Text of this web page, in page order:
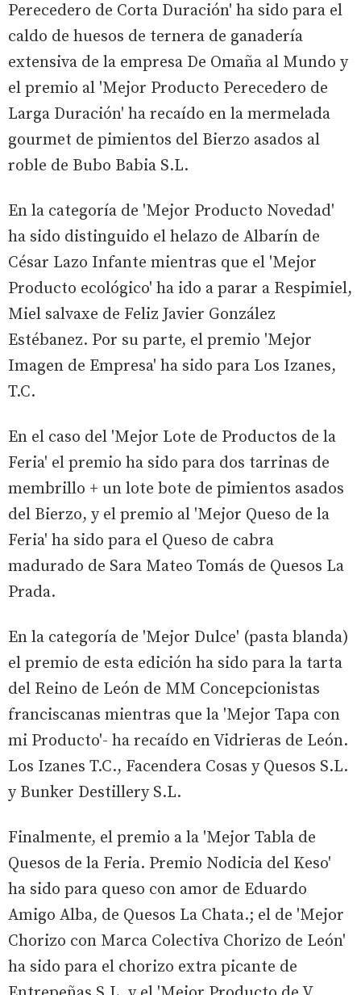
Perecedero de Corta Duración' ha sido para el
caldo de huesos de ternera de ganadería
extensiva de la empresa De Omaña al Mundo y
el premio al 'Mejor Producto Perecedero de
Larga Duración' ha recaído en la mermelada
gourmet de pimientos del Bierzo asados al
roble de Bubo Babia S.L.
En la categoría de 'Mejor Producto Novedad'
ha sido distinguido el helazo de Albarín de
César Lazo Infante mientras que el 'Mejor
Producto ecológico' ha ido a parar a Respimiel,
Miel salvaxe de Feliz Javier González
Estébanez. Por su parte, el premio 'Mejor
Imagen de Empresa' ha sido para Los Izanes,
T.C.
En el caso del 'Mejor Lote de Productos de la
Feria' el premio ha sido para dos tarrinas de
membrillo + un lote bote de pimientos asados
del Bierzo, y el premio al 'Mejor Queso de la
Feria' ha sido para el Queso de cabra
madurado de Sara Mateo Tomás de Quesos La
Prada.
En la categoría de 'Mejor Dulce' (pasta blanda)
el premio de esta edición ha sido para la tarta
del Reino de León de MM Concepcionistas
franciscanas mientras que la 'Mejor Tapa con
mi Producto'- ha recaído en Vidrieras de León.
Los Izanes T.C., Facendera Cosas y Quesos S.L.
y Bunker Destillery S.L.
Finalmente, el premio a la 'Mejor Tabla de
Quesos de la Feria. Premio Nodicia del Keso'
ha sido para queso con amor de Eduardo
Amigo Alba, de Quesos La Chata.; el de 'Mejor
Chorizo con Marca Colectiva Chorizo de León'
ha sido para el chorizo extra picante de